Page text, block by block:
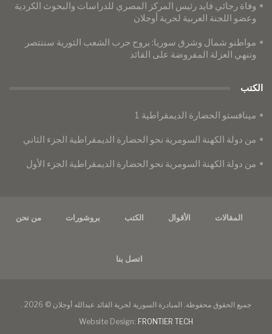
وفاة رجائي فايد رئيس المركز المصري للدراسات والبحوث الكردية
وعضو اللجنة العربية لحرية أوجلان
مواطنو شمال وشرق سوريا: بروح حرب الشعب الثورية سننتصر
وننهي العزلة المفروضة على القائد
الكتب
مينافستو الحضارة الديمقراطية 1
من دولة الكهنة السومرية نحو الحضارة الديمقراطية الجزء الثاني
من دولة الكهنة السومرية نحو الحضارة الديمقراطية الجزء الأول
المقالات الأقوال الكتب بروشورات من نحن
اتصل بنا
جميع الحقوق محفوظة. المبادرة السورية لحرية القائد عبدالله أوجلان © 2026 .
Website Design: FRONTIER TECH